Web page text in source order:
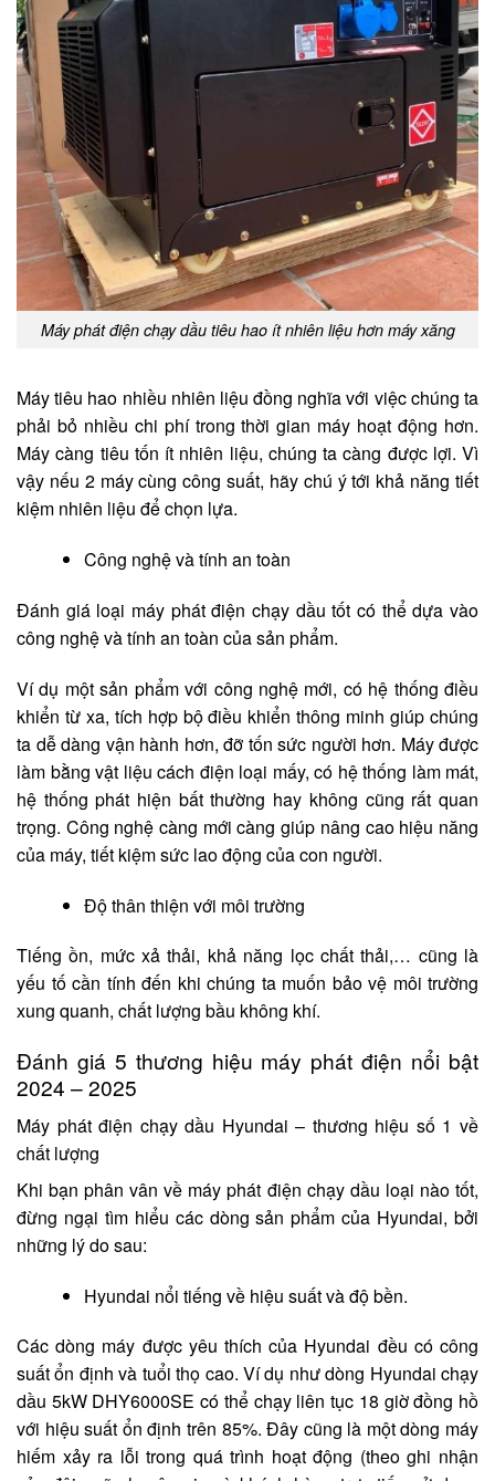
Máy phát điện chạy dầu tiêu hao ít nhiên liệu hơn máy xăng
Máy tiêu hao nhiều nhiên liệu đồng nghĩa với việc chúng ta
phải bỏ nhiều chi phí trong thời gian máy hoạt động hơn.
Máy càng tiêu tốn ít nhiên liệu, chúng ta càng được lợi. Vì
vậy nếu 2 máy cùng công suất, hãy chú ý tới khả năng tiết
kiệm nhiên liệu để chọn lựa.
Công nghệ và tính an toàn
Đánh giá loại máy phát điện chạy dầu tốt có thể dựa vào
công nghệ và tính an toàn của sản phẩm.
Ví dụ một sản phẩm với công nghệ mới, có hệ thống điều
khiển từ xa, tích hợp bộ điều khiển thông minh giúp chúng
ta dễ dàng vận hành hơn, đỡ tốn sức người hơn. Máy được
làm bằng vật liệu cách điện loại mấy, có hệ thống làm mát,
hệ thống phát hiện bất thường hay không cũng rất quan
trọng. Công nghệ càng mới càng giúp nâng cao hiệu năng
của máy, tiết kiệm sức lao động của con người.
Độ thân thiện với môi trường
Tiếng ồn, mức xả thải, khả năng lọc chất thải,… cũng là
yếu tố cần tính đến khi chúng ta muốn bảo vệ môi trường
xung quanh, chất lượng bầu không khí.
Đánh giá 5 thương hiệu máy phát điện nổi bật
2024 – 2025
Máy phát điện chạy dầu Hyundai – thương hiệu số 1 về
chất lượng
Khi bạn phân vân về máy phát điện chạy dầu loại nào tốt,
đừng ngại tìm hiểu các dòng sản phẩm của Hyundai, bởi
những lý do sau:
Hyundai nổi tiếng về hiệu suất và độ bền.
Các dòng máy được yêu thích của Hyundai đều có công
suất ổn định và tuổi thọ cao. Ví dụ như dòng Hyundai chạy
dầu 5kW DHY6000SE có thể chạy liên tục 18 giờ đồng hồ
với hiệu suất ổn định trên 85%. Đây cũng là một dòng máy
hiếm xảy ra lỗi trong quá trình hoạt động (theo ghi nhận